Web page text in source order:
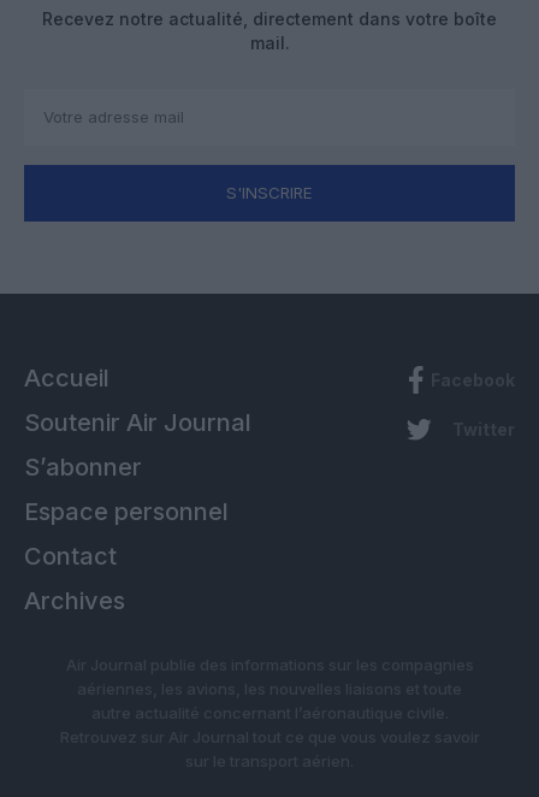
Recevez notre actualité, directement dans votre boîte
mail.
S'INSCRIRE
Accueil
Soutenir Air Journal
S’abonner
Espace personnel
Contact
Archives